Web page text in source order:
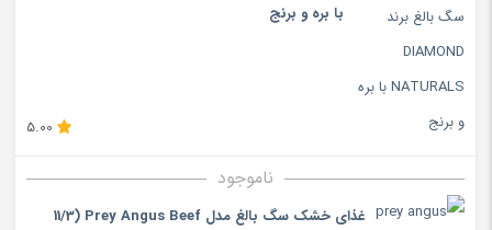
با بره و برنج
ناموجود
5.00
غذای خشک سگ بالغ مدل Prey Angus Beef (11/3